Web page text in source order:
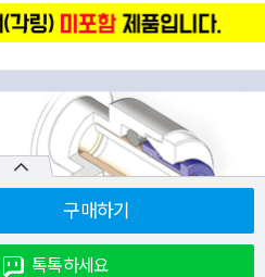
구매하기
톡톡하세요